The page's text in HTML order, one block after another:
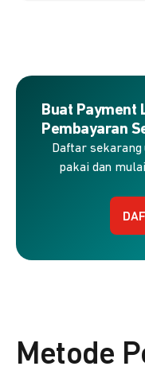
Buat Payment
Pembayaran
Daftar
pakai dan
Metode